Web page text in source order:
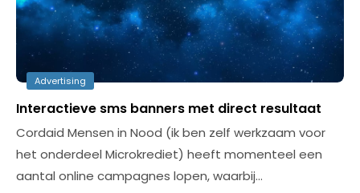
Advertising
Interactieve sms banners met direct resultaat
Cordaid Mensen in Nood (ik ben zelf werkzaam voor
het onderdeel Microkrediet) heeft momenteel een
aantal online campagnes lopen, waarbij…